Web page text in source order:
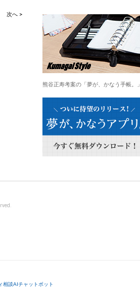
次へ >
熊谷正寿考案の「夢が、かなう手帳。
相談AIチャットボット